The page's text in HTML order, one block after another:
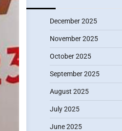
December 2025
November 2025
October 2025
September 2025
August 2025
July 2025
June 2025